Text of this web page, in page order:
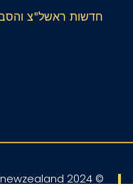
חדשות ראשל"צ
© All rights reserved to innewzealand 2024